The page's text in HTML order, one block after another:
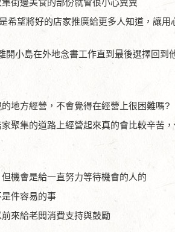
街邊美食的部份就會很小心翼翼
希望將好的店家推廣給更多人知道，讓用
開小島在外地念書工作直到最後選擇回到
地方經營，不會覺得在經營上很困難嗎?
聚集的道路上經營起來真的會比較辛苦
機會是給一直努力等待機會的人的
件容易的事
來給老闆消費支持與鼓勵